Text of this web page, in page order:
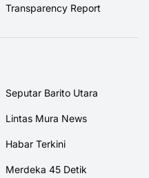
Transparency Report
Seputar Barito Utara
Lintas Mura News
Habar Terkini
Merdeka 45 Detik